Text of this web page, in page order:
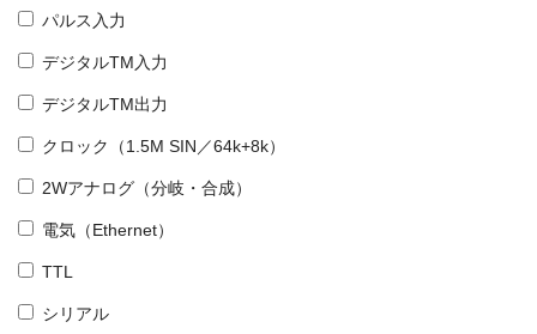
パルス入力
デジタルTM入力
デジタルTM出力
クロック（1.5M SIN／64k+8k）
2Wアナログ（分岐・合成）
電気（Ethernet）
TTL
シリアル